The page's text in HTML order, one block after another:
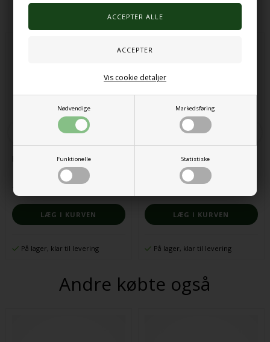
Nødvendige Markedsføring
Funktionelle Statistiske
Vis cookie detaljer
Alternative produkter
Fidgetkasse 16stk
473,00 DKK
På lager, klar til levering
Sensoriske perler, farverige
På lager, klar til levering
Andre købte også